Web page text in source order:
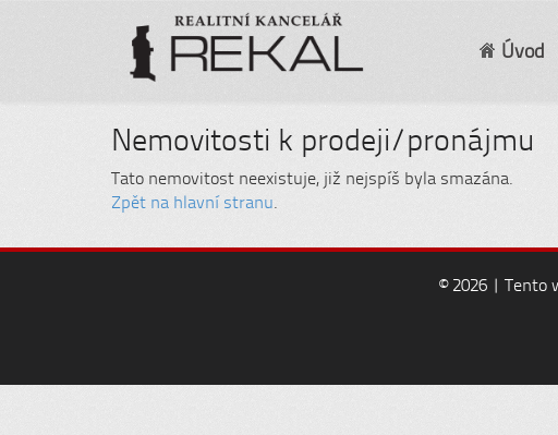
Úvod
Nemovitosti k prodeji/pronájmu
Tato nemovitost neexistuje, již nejspíš byla smazána.
Zpět na hlavní stranu.
© 2026 | Tento